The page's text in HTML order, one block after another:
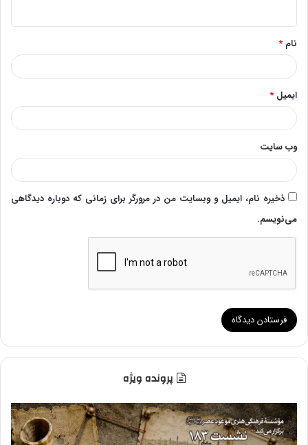
*
نام *
ایمیل *
وب‌ سایت
ذخیره نام، ایمیل و وبسایت من در مرورگر برای زمانی که دوباره دیدگاهی
می‌نویسم.
پرونده ویژه